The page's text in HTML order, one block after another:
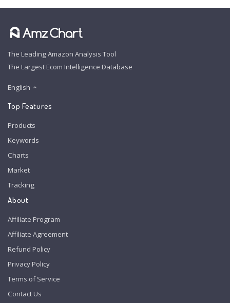
The Leading Amazon Analysis Tool
The Largest Ecom Intelligence Database
English
Top Features
Products
Keywords
Charts
Market
Tracking
About
Affiliate Program
Affiliate Agreement
Refund Policy
Privacy Policy
Terms of Service
Contact Us